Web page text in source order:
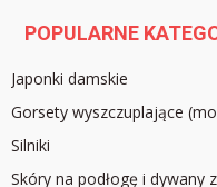
POPULARNE
Japonki damskie
Gorsety wyszczuplające
Silniki
Skóry na podłogę i dywany